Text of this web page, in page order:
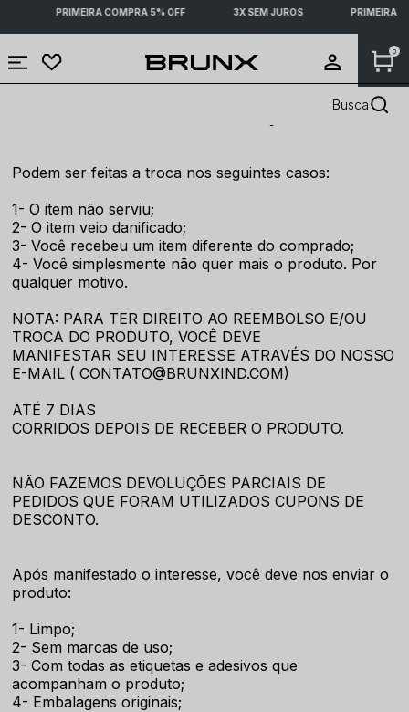
PRIMEIRA COMPRA 5% OFF 3X SEM JUROS PRIMEIRA
0
Busca
Podem ser feitas a troca nos seguintes casos:
1- O item não serviu;
2- O item veio danificado;
3- Você recebeu um item diferente do comprado;
4- Você simplesmente não quer mais o produto. Por
qualquer motivo.
NOTA: PARA TER DIREITO AO REEMBOLSO E/OU
TROCA DO PRODUTO, VOCÊ DEVE
MANIFESTAR SEU INTERESSE ATRAVÉS DO NOSSO
E-MAIL ( CONTATO@BRUNXIND.COM)
ATÉ 7 DIAS
CORRIDOS DEPOIS DE RECEBER O PRODUTO.
NÃO FAZEMOS DEVOLUÇÕES PARCIAIS DE
PEDIDOS QUE FORAM UTILIZADOS CUPONS DE
DESCONTO.
Após manifestado o interesse, você deve nos enviar o
produto:
1- Limpo;
2- Sem marcas de uso;
3- Com todas as etiquetas e adesivos que
acompanham o produto;
4- Embalagens originais;